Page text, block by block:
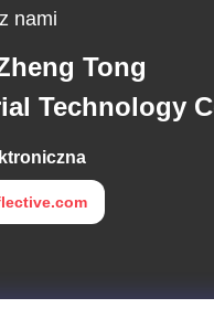
nami
Tong
Technology